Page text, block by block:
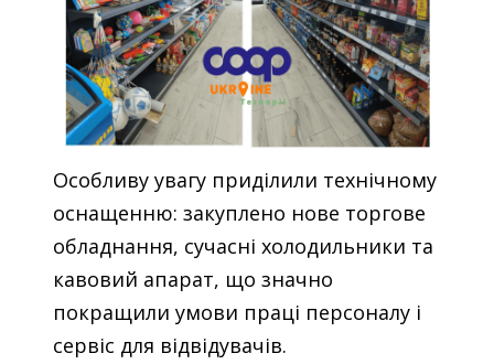
Особливу увагу приділили технічному
оснащенню: закуплено нове торгове
обладнання, сучасні холодильники та
кавовий апарат, що значно
покращили умови праці персоналу і
сервіс для відвідувачів.